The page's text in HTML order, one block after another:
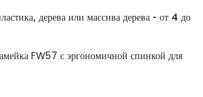
дерева или массива дерева - от 4 до
FW57 с эргономичной спинкой для